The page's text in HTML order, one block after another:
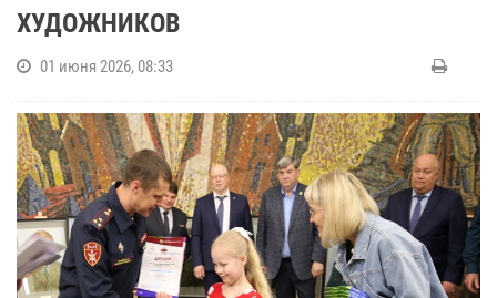
ХУДОЖНИКОВ
01 июня 2026, 08:33